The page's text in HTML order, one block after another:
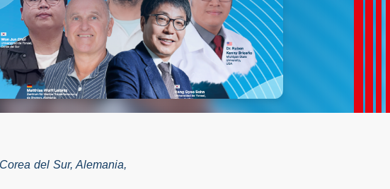
del Sur, Alemania,